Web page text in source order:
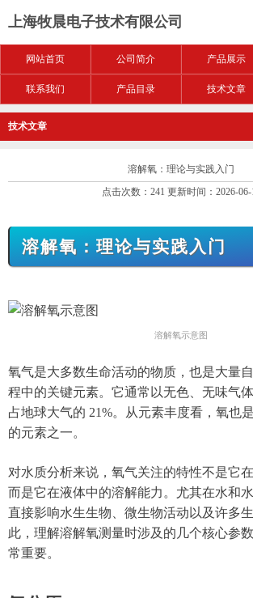
上海牧晨电子技术有限公司
网站首页 公司简介 产品展示
联系我们 产品目录 技术文章
技术文章
溶解氧：理论与实践入门
点击次数：241 更新时间：2026-06-
溶解氧：理论与实践入门
溶解氧示意图
氧气是大多数生命活动的物质，也是大量
程中的关键元素。它通常以无色、无味气
占地球大气的 21%。从元素丰度看，氧也
的元素之一。
对水质分析来说，氧气关注的特性不是它
而是它在液体中的溶解能力。尤其在水和
直接影响水生生物、微生物活动以及许多
此，理解溶解氧测量时涉及的几个核心参
常重要。